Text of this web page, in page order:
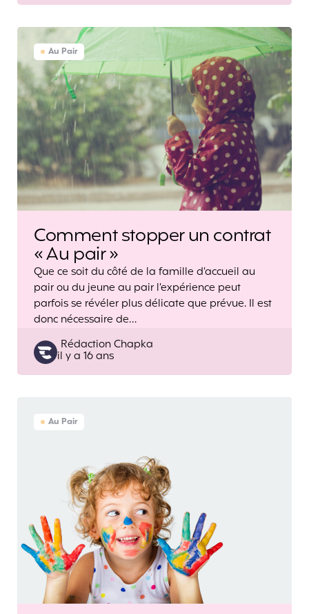
Au Pair
Comment stopper un contrat
« Au pair »
Que ce soit du côté de la famille d’accueil au
pair ou du jeune au pair l’expérience peut
parfois se révéler plus délicate que prévue. Il est
donc nécessaire de…
Posted
by
Rédaction Chapka
il y a 16 ans
Au Pair